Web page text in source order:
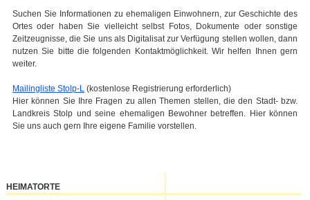
Suchen Sie Informationen zu ehemaligen Einwohnern, zur Geschichte des
Ortes oder haben Sie vielleicht selbst Fotos, Dokumente oder sonstige
Zeitzeugnisse, die Sie uns als Digitalisat zur Verfügung stellen wollen, dann
nutzen Sie bitte die folgenden Kontaktmöglichkeit. Wir helfen Ihnen gern
weiter.
Mailingliste Stolp-L (kostenlose Registrierung erforderlich)
Hier können Sie Ihre Fragen zu allen Themen stellen, die den Stadt- bzw.
Landkreis Stolp und seine ehemaligen Bewohner betreffen. Hier können
Sie uns auch gern Ihre eigene Familie vorstellen.
HEIMATORTE